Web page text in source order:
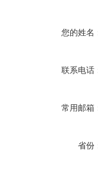
您的姓名
联系电话
常用邮箱
省份